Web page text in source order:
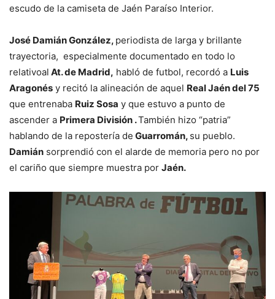
escudo de la camiseta de Jaén Paraíso Interior.
José Damián González, periodista de larga y brillante
trayectoria, especialmente documentado en todo lo
relativoal At. de Madrid, habló de futbol, recordó a Luis
Aragonés y recitó la alineación de aquel Real Jaén del 75
que entrenaba Ruiz Sosa y que estuvo a punto de
ascender a Primera División .También hizo “patria”
hablando de la repostería de Guarromán, su pueblo.
Damián sorprendió con el alarde de memoria pero no por
el cariño que siempre muestra por Jaén.